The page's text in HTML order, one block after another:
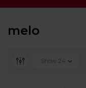
melo
Show 24